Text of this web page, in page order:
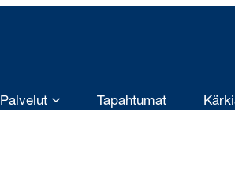
Palvelut Tapahtumat